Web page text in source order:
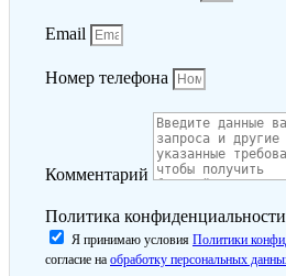
Email
Номер телефона
Комментарий
Политика конфиденциальности
Я принимаю условия Политики
согласие на обработку персональных